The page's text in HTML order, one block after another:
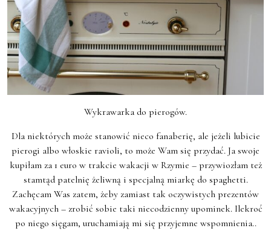
Wykrawarka do pierogów.
Dla niektórych może stanowić nieco fanaberię, ale jeżeli lubicie
pierogi albo włoskie ravioli, to może Wam się przydać. Ja swoje
kupiłam za 1 euro w trakcie wakacji w Rzymie – przywiozłam też
stamtąd patelnię żeliwną i specjalną miarkę do spaghetti.
Zachęcam Was zatem, żeby zamiast tak oczywistych prezentów
wakacyjnych – zrobić sobie taki niecodzienny upominek. Ilekroć
po niego sięgam, uruchamiają mi się przyjemne wspomnienia..